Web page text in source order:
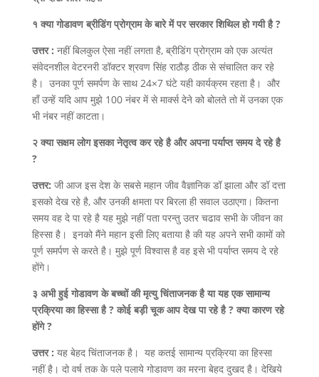
१ क्या गोडावण ब्रीडिंग प्रोग्राम के बारे में पर सरकार शिथिल हो गयी है ?
उत्तर : नहीं बिलकुल ऐसा नहीं लगता है, ब्रीडिंग प्रोग्राम को एक अत्यंत
संवेदनशील वेटरनरी डॉक्टर श्रवण सिंह राठौड़ ठीक से संचालित कर रहे
है। उनका पूर्ण समर्पण के साथ 24×7 घंटे यही कार्यक्रम रहता है। और
हाँ उन्हें यदि आप मुझे 100 नंबर में से मार्क्स देने को बोलते तो में उनका एक
भी नंबर नहीं काटता।
२ क्या सक्षम लोग इसका नेतृत्व कर रहे है और अपना पर्याप्त समय दे रहे है
?
उत्तर: जी आज इस देश के सबसे महान जीव वैज्ञानिक डॉ झाला और डॉ दत्ता
इसको देख रहे है, और उनकी क्षमता पर बिरला ही सवाल उठाएगा। कितना
समय वह दे पा रहे है यह मुझे नहीं पता परन्तु उतर चढाव सभी के जीवन का
हिस्सा है। इनको मैंने महान इसी लिए बताया है की यह अपने सभी कामों को
पूर्ण समर्पण से करते है। मुझे पूर्ण विश्वास है वह इसे भी पर्याप्त समय दे रहे
होंगे।
३ अभी हुई गोडावण के बच्चों की मृत्यु चिंताजनक है या यह एक सामान्य
प्रक्रिया का हिस्सा है ? कोई बड़ी चूक आप देख पा रहे है ? क्या कारण रहे
होंगे ?
उत्तर : यह बेहद चिंताजनक है। यह कतई सामान्य प्रक्रिया का हिस्सा
नहीं है। दो वर्ष तक के पले पलाये गोडावण का मरना बेहद दुखद है। देखिये